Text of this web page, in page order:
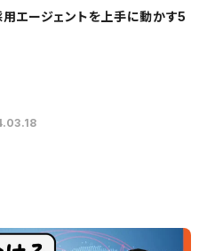
用エージェントを上手に動かす5